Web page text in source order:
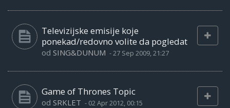
Televizijske emisije koje
ponekad/redovno volite da pogledat
od SING&DUNUM -27 Sep 2009, 21:27
Game of Thrones Topic
od SRKLET - 02 Apr 2012, 00:15